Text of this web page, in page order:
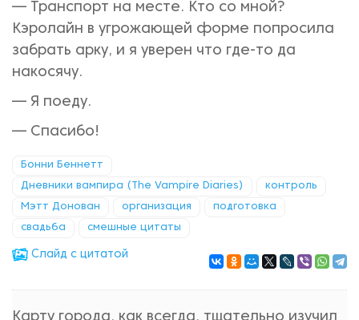
— Транспорт на месте. Кто со мной?
Кэролайн в угрожающей форме попросила
забрать арку, и я уверен что где-то да
накосячу.
— Я поеду.
— Спасибо!
Бонни Беннетт
Дневники вампира (The Vampire Diaries) контроль
Мэтт Донован организация подготовка
свадьба смешные цитаты
Cлайд с цитатой
Карту города, как всегда, тщательно изучил